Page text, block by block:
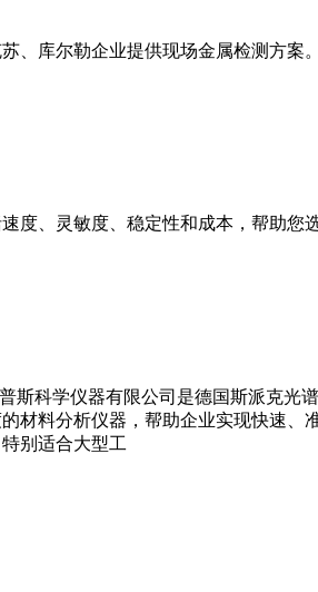
库尔勒企业提供现场金属检测方案
度、灵敏度、稳定性和成本，帮助您
斯科学仪器有限公司是德国斯派克
材料分析仪器，帮助企业实现快速
别适合大型工